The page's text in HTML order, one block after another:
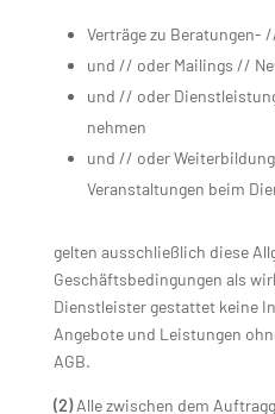
Verträge zu Beratungen-
und // oder Mailings //
und // oder
nehmen
und // oder
Veranstaltungen beim
gelten ausschließlich diese
Geschäftsbedingungen als
Dienstleister gestattet keine
Angebote und Leistungen
AGB.
(2)Alle zwischen dem